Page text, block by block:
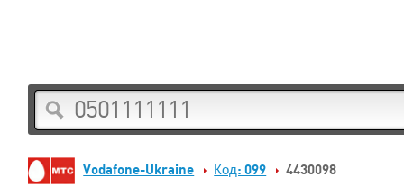
Vodafone-Ukraine Код: 099 4430098